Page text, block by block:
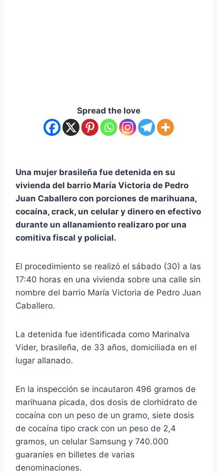
Spread the love
Una mujer brasileña fue detenida en su
vivienda del barrio María Victoria de Pedro
Juan Caballero con porciones de marihuana,
cocaína, crack, un celular y dinero en efectivo
durante un allanamiento realizaro por una
comitiva fiscal y policial.
El procedimiento se realizó el sábado (30) a las
17:40 horas en una vivienda sobre una calle sin
nombre del barrio María Victoria de Pedro Juan
Caballero.
La detenida fue identificada como Marinalva
Vider, brasileña, de 33 años, domiciliada en el
lugar allanado.
En la inspección se incautaron 496 gramos de
marihuana picada, dos dosis de clorhidrato de
cocaína con un peso de un gramo, siete dosis
de cocaína tipo crack con un peso de 2,4
gramos, un celular Samsung y 740.000
guaraníes en billetes de varias
denominaciones.